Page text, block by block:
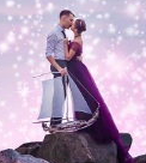
무료 다운로드